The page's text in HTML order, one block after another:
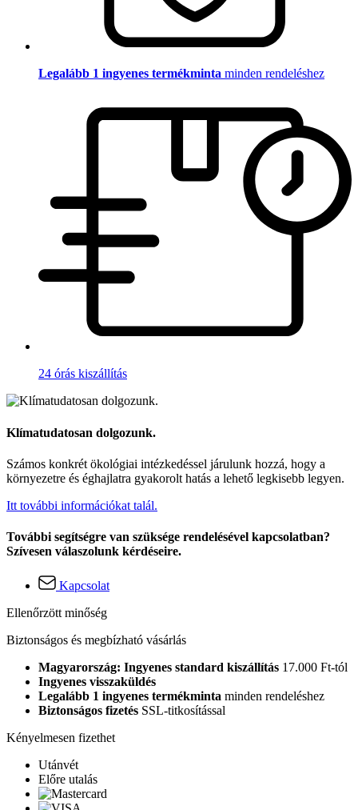
Legalább 1 ingyenes termékminta minden rendeléshez
24 órás kiszállítás
Klímatudatosan dolgozunk.
Számos konkrét ökológiai intézkedéssel járulunk hozzá, hogy a
környezetre és éghajlatra gyakorolt hatás a lehető legkisebb legyen.
Itt további információkat talál.
További segítségre van szüksége rendelésével kapcsolatban?
Szívesen válaszolunk kérdéseire.
Kapcsolat
Ellenőrzött minőség
Biztonságos és megbízható vásárlás
Magyarország: Ingyenes standard kiszállítás 17.000 Ft-tól
Ingyenes visszaküldés
Legalább 1 ingyenes termékminta minden rendeléshez
Biztonságos fizetés SSL-titkosítással
Kényelmesen fizethet
Utánvét
Előre utalás